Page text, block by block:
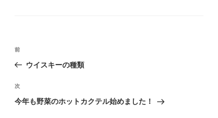
投
ビ
ゲ
前
の
稿
前
ウイスキーの種類
次
の
次
今年も野菜のホットカクテル始めました！